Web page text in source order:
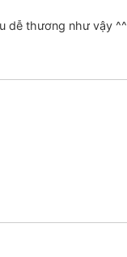
dễ thương như vậy ^^